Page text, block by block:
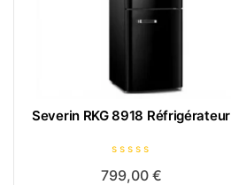
Severin RKG 8918 Réfrigérateur
o
799,00 €